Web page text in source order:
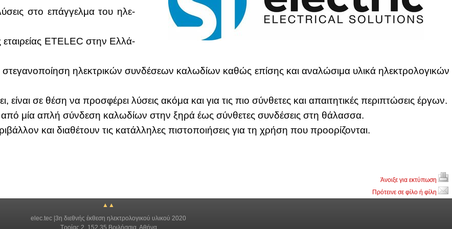
στο επάγ­γελ­μα του ηλε­
εται­ρεί­ας ETELEC στην Ελ­λά­
στε­γα­νο­ποί­η­ση ηλε­κτρι­κών συν­δέ­σε­ων κα­λω­δί­ων κα­θώς επί­σης και ανα­λώ­σι­μα υλι­κά ηλε­κτρο­λο­γι­κών
σε θέ­ση να προ­σφέ­ρει λύ­σεις ακό­μα και για τις πιο σύν­θε­τες και απαι­τη­τι­κές πε­ρι­πτώ­σεις έρ­γων.
μία απλή σύν­δε­ση κα­λω­δί­ων στην ξη­ρά έως σύν­θε­τες συν­δέ­σεις στη θά­λασ­σα.
και δια­θέ­τουν τις κα­τάλ­λη­λες πι­στο­ποι­ή­σεις για τη χρή­ση που προ­ο­ρί­ζο­νται.
Άνοιξε για εκτύπωση
Πρότεινε σε φίλο ή φίλη
▲▲
elec.tec |3η διεθνής έκθεση ηλεκτρολογικού υλικού 2020
Τροίας 2, 152 35 Βριλήσσια, Αθήνα